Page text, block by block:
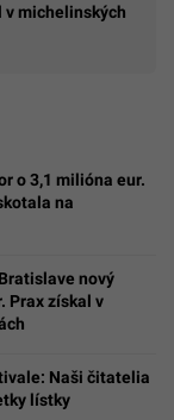
v michelinských
o 3,1 milióna eur.
na
nový
Prax získal v
Naši čitatelia
lístky